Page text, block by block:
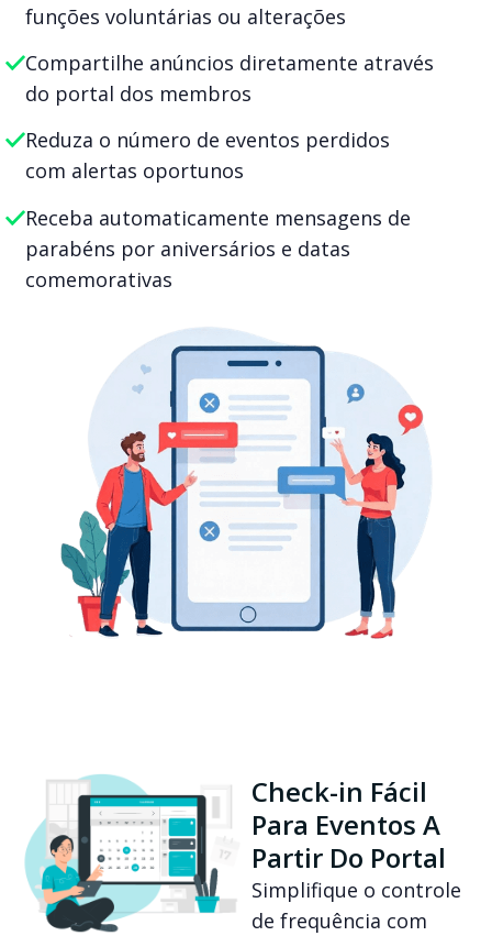
funções voluntárias ou alterações
Compartilhe anúncios diretamente através
do portal dos membros
Reduza o número de eventos perdidos
com alertas oportunos
Receba automaticamente mensagens de
parabéns por aniversários e datas
comemorativas
Check-in Fácil
Para Eventos A
Partir Do Portal
Simplifique o controle
de frequência com